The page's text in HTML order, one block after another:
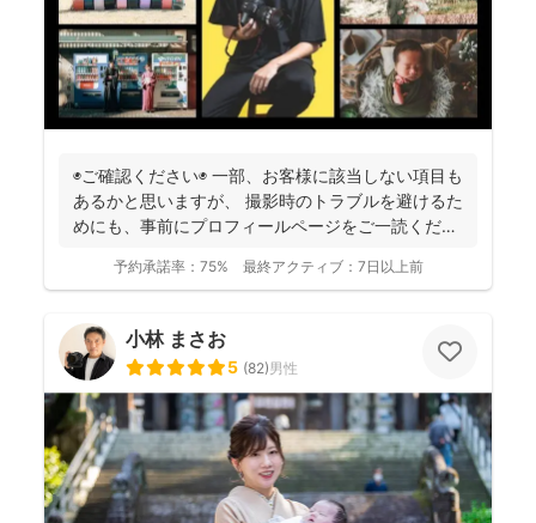
◉ご確認ください◉ 一部、お客様に該当しない項目も
あるかと思いますが、 撮影時のトラブルを避けるた
めにも、事前にプロフィールページをご一読くださ
予約承諾率： 75% 最終アクティブ： 7日以上前
小林 まさお
5 (82)男性